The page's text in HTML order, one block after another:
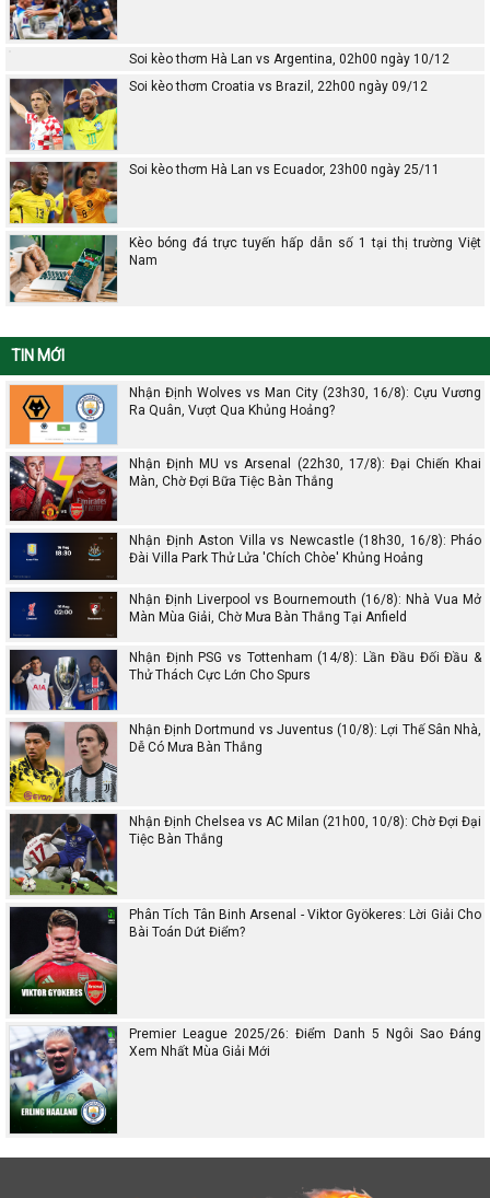
Soi kèo thơm Hà Lan vs Argentina, 02h00 ngày 10/12
Soi kèo thơm Croatia vs Brazil, 22h00 ngày 09/12
Soi kèo thơm Hà Lan vs Ecuador, 23h00 ngày 25/11
Kèo bóng đá trực tuyến hấp dẫn số 1 tại thị trường Việt
Nam
TIN MỚI
Nhận Định Wolves vs Man City (23h30, 16/8): Cựu Vương
Ra Quân, Vượt Qua Khủng Hoảng?
Nhận Định MU vs Arsenal (22h30, 17/8): Đại Chiến Khai
Màn, Chờ Đợi Bữa Tiệc Bàn Thắng
Nhận Định Aston Villa vs Newcastle (18h30, 16/8): Pháo
Đài Villa Park Thử Lửa 'Chích Chòe' Khủng Hoảng
Nhận Định Liverpool vs Bournemouth (16/8): Nhà Vua Mở
Màn Mùa Giải, Chờ Mưa Bàn Thắng Tại Anfield
Nhận Định PSG vs Tottenham (14/8): Lần Đầu Đối Đầu &
Thử Thách Cực Lớn Cho Spurs
Nhận Định Dortmund vs Juventus (10/8): Lợi Thế Sân Nhà,
Dễ Có Mưa Bàn Thắng
Nhận Định Chelsea vs AC Milan (21h00, 10/8): Chờ Đợi Đại
Tiệc Bàn Thắng
Phân Tích Tân Binh Arsenal - Viktor Gyökeres: Lời Giải Cho
Bài Toán Dứt Điểm?
Premier League 2025/26: Điểm Danh 5 Ngôi Sao Đáng
Xem Nhất Mùa Giải Mới